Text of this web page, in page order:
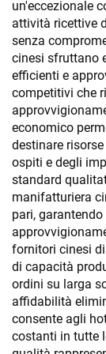
un'eccezionale
attività ricettive
senza
cinesi sfruttano
efficienti e
competitivi che
economico
destinare
ospiti e degli
standard
manifatturiera
pari,
fornitori cinesi
di capacità
ordini su larga
affidabilità
consente agli
costanti in tutte